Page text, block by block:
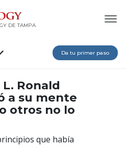
DE TAMPA
Da tu primer paso
Ronald
a su mente
otros no lo
que había